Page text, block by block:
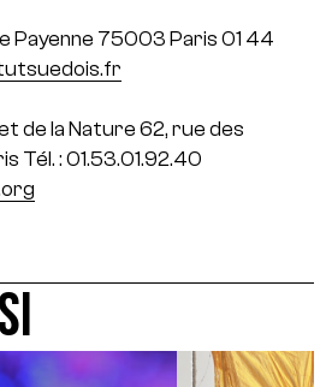
Payenne 75003 Paris 01 44
de la Nature 62, rue des
Tél. : 01.53.01.92.40